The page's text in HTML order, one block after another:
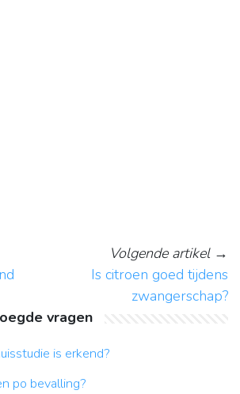
Volgende artikel→
Is citroen goed tijdens
zwangerschap?
vragen
is erkend?
po bevalling?